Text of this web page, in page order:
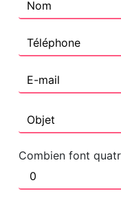
Combien font